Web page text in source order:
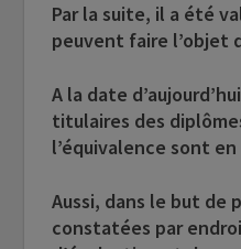
Par la suite, il a été
peuvent faire l’objet
A la date
titulaires des
l’équivalence sont
Aussi, dans le but de
constatées par